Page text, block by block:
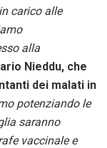
carico alle
alla
Nieddu, che
dei malati in
potenziando le
saranno
vaccinale e